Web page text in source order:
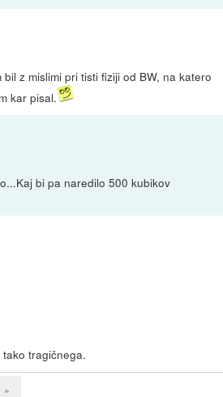
z mislimi pri tisti fiziji od BW, na katero
kar pisal.
bi pa naredilo 500 kubikov
tragičnega.
»